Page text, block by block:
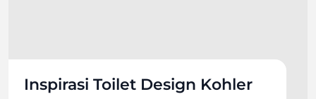
Inspirasi Toilet Design Kohler